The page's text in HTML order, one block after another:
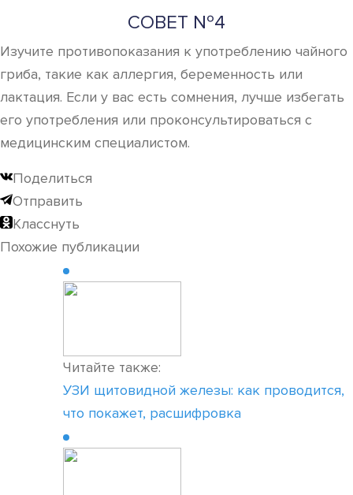
СОВЕТ №4
Изучите противопоказания к употреблению чайного
гриба, такие как аллергия, беременность или
лактация. Если у вас есть сомнения, лучше избегать
его употребления или проконсультироваться с
медицинским специалистом.
Поделиться
Отправить
Класснуть
Похожие публикации
Читайте также:
УЗИ щитовидной железы: как проводится,
что покажет, расшифровка